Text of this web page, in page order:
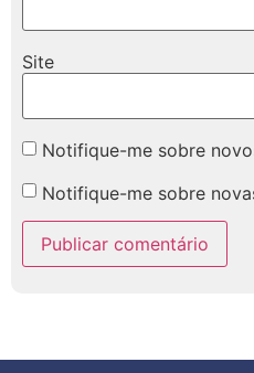
Site
Notifique-me sobre
Notifique-me sobre